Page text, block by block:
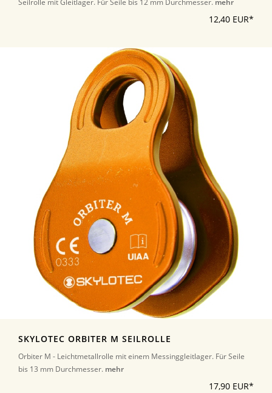
12,40 EUR*
SKYLOTEC ORBITER M SEILROLLE
Orbiter M - Leichtmetallrolle mit einem Messinggleitlager. Für Seile
bis 13 mm Durchmesser. mehr
17,90 EUR*